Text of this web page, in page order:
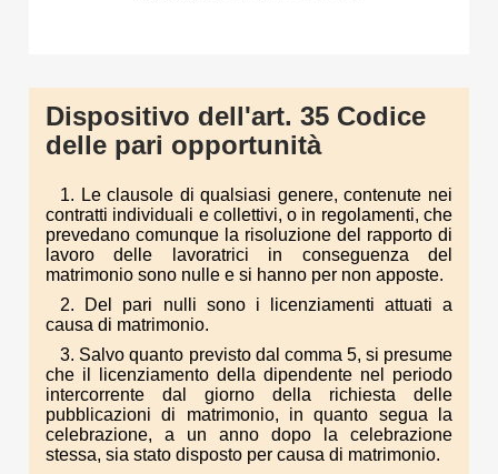
Dispositivo dell'art. 35 Codice
delle pari opportunità
1. Le clausole di qualsiasi genere, contenute nei
contratti individuali e collettivi, o in regolamenti, che
prevedano comunque la risoluzione del rapporto di
lavoro delle lavoratrici in conseguenza del
matrimonio sono nulle e si hanno per non apposte.
2. Del pari nulli sono i licenziamenti attuati a
causa di matrimonio.
3. Salvo quanto previsto dal comma 5, si presume
che il licenziamento della dipendente nel periodo
intercorrente dal giorno della richiesta delle
pubblicazioni di matrimonio, in quanto segua la
celebrazione, a un anno dopo la celebrazione
stessa, sia stato disposto per causa di matrimonio.